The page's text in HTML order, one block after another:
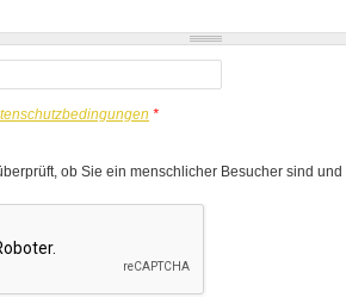
*
ob Sie ein menschlicher Besucher sind